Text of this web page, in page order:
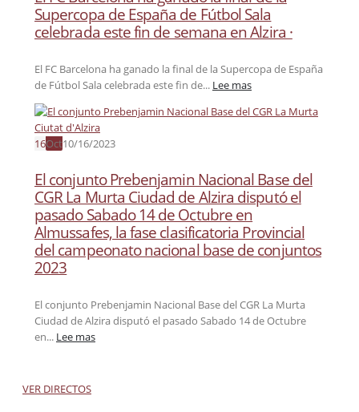
Supercopa de España de Fútbol Sala
celebrada este fin de semana en Alzira ·
El FC Barcelona ha ganado la final de la Supercopa de España
de Fútbol Sala celebrada este fin de... Lee mas
16Oct10/16/2023
El conjunto Prebenjamin Nacional Base del
CGR La Murta Ciudad de Alzira disputó el
pasado Sabado 14 de Octubre en
Almussafes, la fase clasificatoria Provincial
del campeonato nacional base de conjuntos
2023
El conjunto Prebenjamin Nacional Base del CGR La Murta
Ciudad de Alzira disputó el pasado Sabado 14 de Octubre
en... Lee mas
VER DIRECTOS